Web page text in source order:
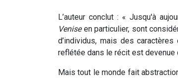
L’auteur conclut : « Jusqu'à
Veniseen particulier, sont
d’individus, mais des
reflétée dans le récit est
Mais tout le monde fait